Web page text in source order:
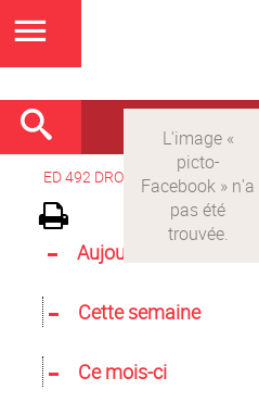
ED 492 DROIT > Version française
Aujourd'hui
Cette semaine
Ce mois-ci